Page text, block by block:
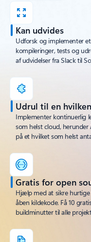
Kan udvides
Udforsk og implementer
kompileringer, tests og
af udvidelser fra Slack til
Udrul til en
Implementer kontinuerlig
som helst cloud, herunder
på et hvilket som helst
Gratis for open
Hjælp med at sikre
åben kildekode. Få 10
buildminutter til alle